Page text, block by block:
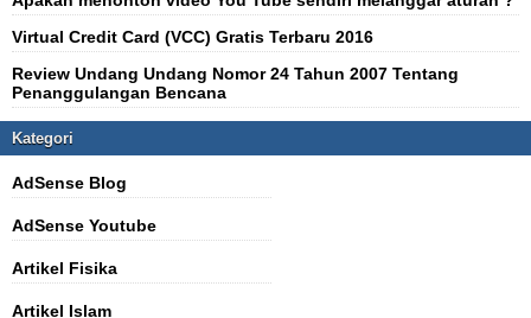
Virtual Credit Card (VCC) Gratis Terbaru 2016
Review Undang Undang Nomor 24 Tahun 2007 Tentang
Penanggulangan Bencana
Kategori
AdSense Blog
AdSense Youtube
Artikel Fisika
Artikel Islam